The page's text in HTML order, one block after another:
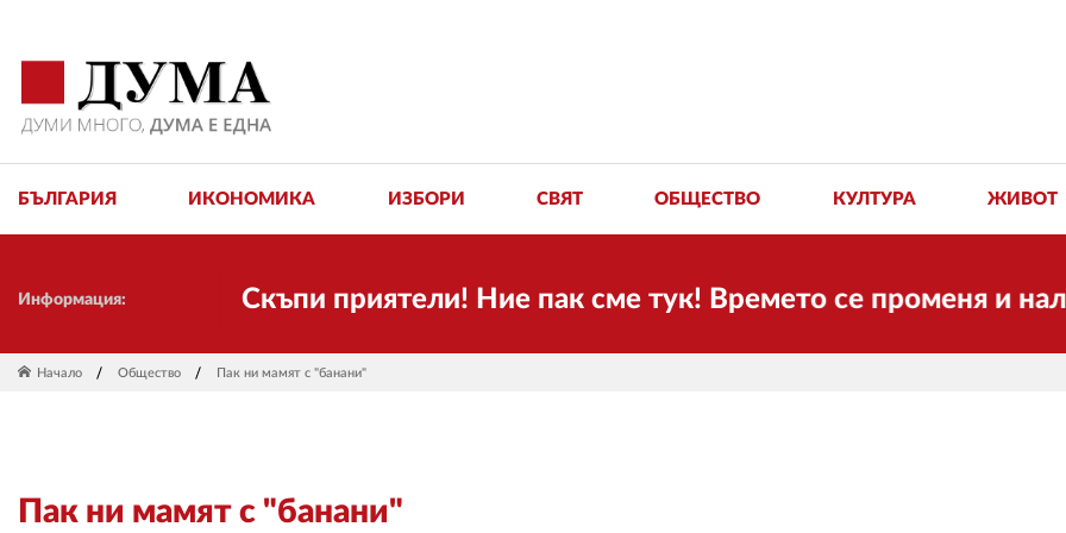
БЪЛГАРИЯ ИКОНОМИКА ИЗБОРИ СВЯТ ОБЩЕСТВО КУЛТУРА ЖИВОТ
Информация: Скъпи приятели! Ние пак сме тук! Времето се променя и
Начало Общество Пак ни мамят с "банани"
Пак ни мамят с "банани"